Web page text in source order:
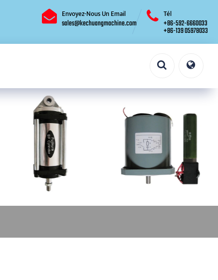
Envoyez-Nous Un Email
sales@kechuangmachine.com
Tél
+86-592-6660033
+86-139 05978033